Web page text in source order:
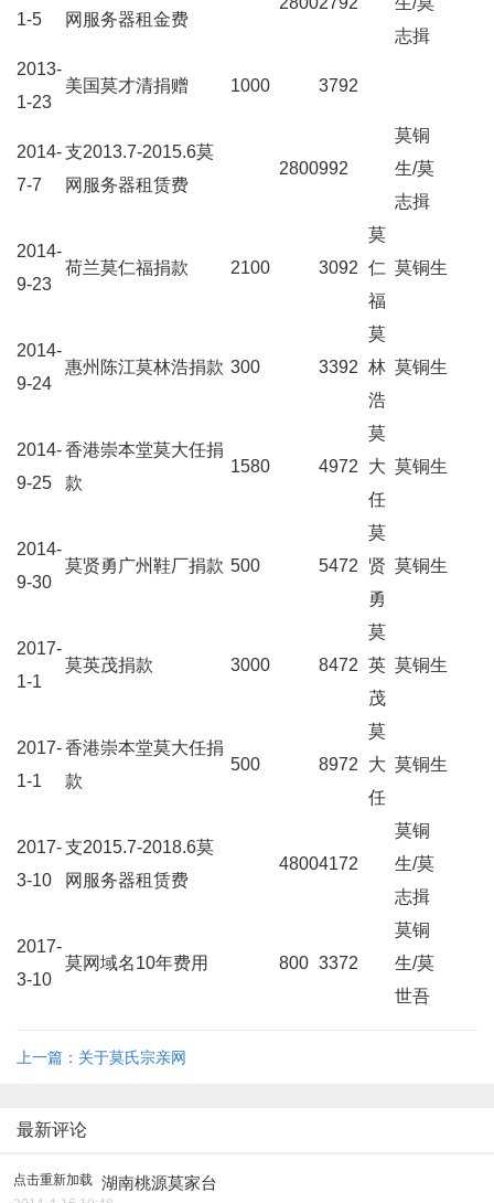
1-5 网服务器租金费
志揖
2013-
1-23
美国莫才清捐赠 1000 3792
2014-
7-7
支2013.7-2015.6莫
网服务器租赁费
2800992
莫铜
生/莫
志揖
2014-
9-23
荷兰莫仁福捐款 2100 3092
莫
仁
福
莫铜生
2014-
9-24
惠州陈江莫林浩捐款 300 3392
莫
林
浩
莫铜生
2014-
9-25
香港崇本堂莫大任捐
款
1580 4972
莫
大
任
莫铜生
2014-
9-30
莫贤勇广州鞋厂捐款 500 5472
莫
贤
勇
莫铜生
2017-
1-1
莫英茂捐款 3000 8472
莫
英
茂
莫铜生
2017-
1-1
香港崇本堂莫大任捐
款
500 8972
莫
大
任
莫铜生
2017-
3-10
支2015.7-2018.6莫
网服务器租赁费
48004172
莫铜
生/莫
志揖
2017-
3-10
莫网域名10年费用 800 3372
莫铜
生/莫
世吾
上一篇：关于莫氏宗亲网
最新评论
点击重新加载 湖南桃源莫家台